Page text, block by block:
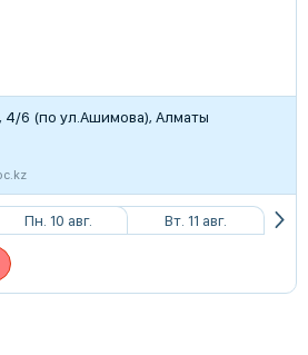
4/6 (по ул.Ашимова), Алматы
Пн. 10 авг. Вт. 11 авг.